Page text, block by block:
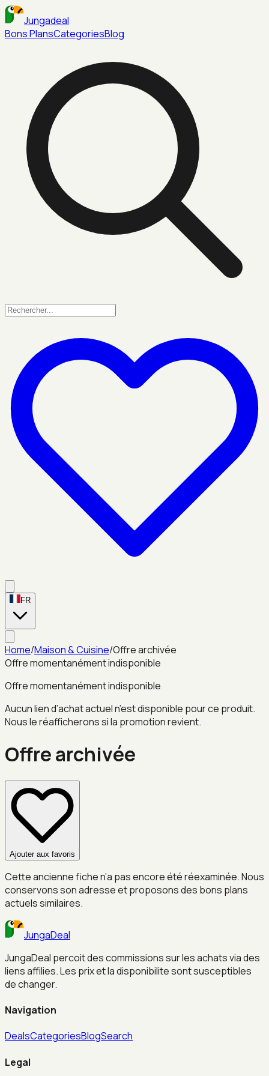
Jungadeal
Bons PlansCategoriesBlog
FR
Home/Maison & Cuisine/Offre archivée
Offre momentanément indisponible
Offre momentanément indisponible
Aucun lien d’achat actuel n’est disponible pour ce produit.
Nous le réafficherons si la promotion revient.
Offre archivée
Ajouter aux favoris
Cette ancienne fiche n’a pas encore été réexaminée. Nous
conservons son adresse et proposons des bons plans
actuels similaires.
JungaDeal
JungaDeal percoit des commissions sur les achats via des
liens affilies. Les prix et la disponibilite sont susceptibles
de changer.
Navigation
DealsCategoriesBlogSearch
Legal